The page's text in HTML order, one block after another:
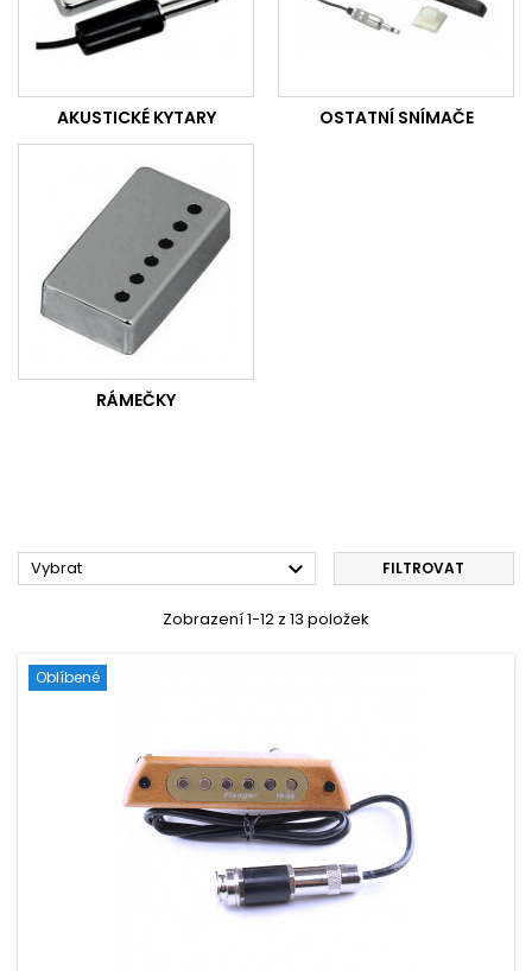
AKUSTICKÉ KYTARY OSTATNÍ SNÍMAČE
RÁMEČKY
Vybrat  FILTROVAT
Zobrazení 1-12 z 13 položek
Oblíbené